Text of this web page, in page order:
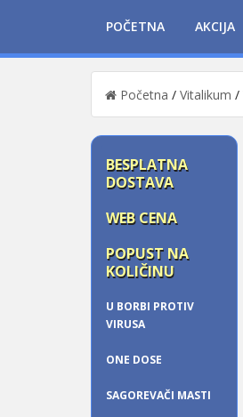
POČETNA AKCIJA
Početna / Vitalikum /
BESPLATNA
DOSTAVA
WEB CENA
POPUST NA
KOLIČINU
U BORBI PROTIV
VIRUSA
ONE DOSE
SAGOREVAČI MASTI